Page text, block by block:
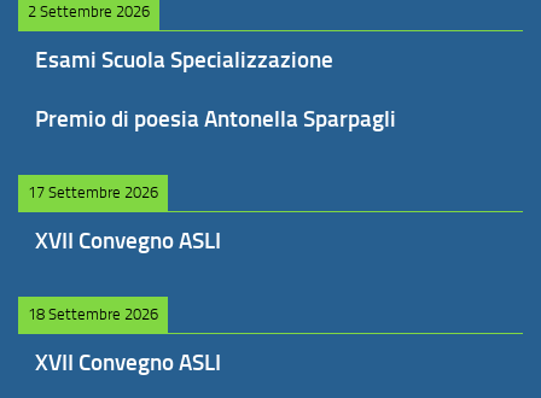
2 Settembre 2026
Esami Scuola Specializzazione
Premio di poesia Antonella Sparpagli
17 Settembre 2026
XVII Convegno ASLI
18 Settembre 2026
XVII Convegno ASLI